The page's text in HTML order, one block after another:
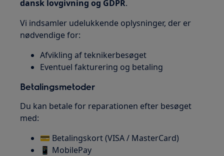
dansk lovgivning og GDPR.
Vi indsamler udelukkende oplysninger, der er
nødvendige for:
Afvikling af teknikerbesøget
Eventuel fakturering og betaling
Betalingsmetoder
Du kan betale for reparationen efter besøget
med:
💳 Betalingskort (VISA / MasterCard)
📱 MobilePay